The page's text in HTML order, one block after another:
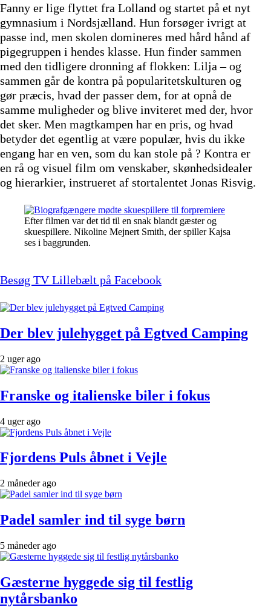
Fanny er lige flyttet fra Lolland og startet på et nyt
gymnasium i Nordsjælland. Hun forsøger ivrigt at
passe ind, men skolen domineres med hård hånd af
pigegruppen i hendes klasse. Hun finder sammen
med den tidligere dronning af flokken: Lilja – og
sammen går de kontra på popularitetskulturen og
gør præcis, hvad der passer dem, for at opnå de
samme muligheder og blive inviteret med der, hvor
det sker. Men magtkampen har en pris, og hvad
betyder det egentlig at være populær, hvis du ikke
engang har en ven, som du kan stole på ? Kontra er
en rå og visuel film om venskaber, skønhedsidealer
og hierarkier, instrueret af stortalentet Jonas Risvig.
Efter filmen var det tid til en snak blandt gæster og
skuespillere. Nikoline Mejnert Smith, der spiller Kajsa
ses i baggrunden.
Besøg TV Lillebælt på Facebook
Der blev julehygget på Egtved Camping
2 uger ago
Franske og italienske biler i fokus
4 uger ago
Fjordens Puls åbnet i Vejle
2 måneder ago
Padel samler ind til syge børn
5 måneder ago
Gæsterne hyggede sig til festlig
nytårsbanko